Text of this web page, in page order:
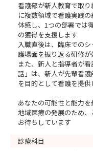
看護部が新人教育で取
に複数領域で看護実践
体感し、1つの部署では
の獲得を支援します
入職直後は、臨床での
護場面を振り返る研修が
また、新人と指導者が
話」は、新人が先輩看
を目的として看護を提
あなたの可能性と能力
地域医療の発展のため
お待ちしています
診療科目